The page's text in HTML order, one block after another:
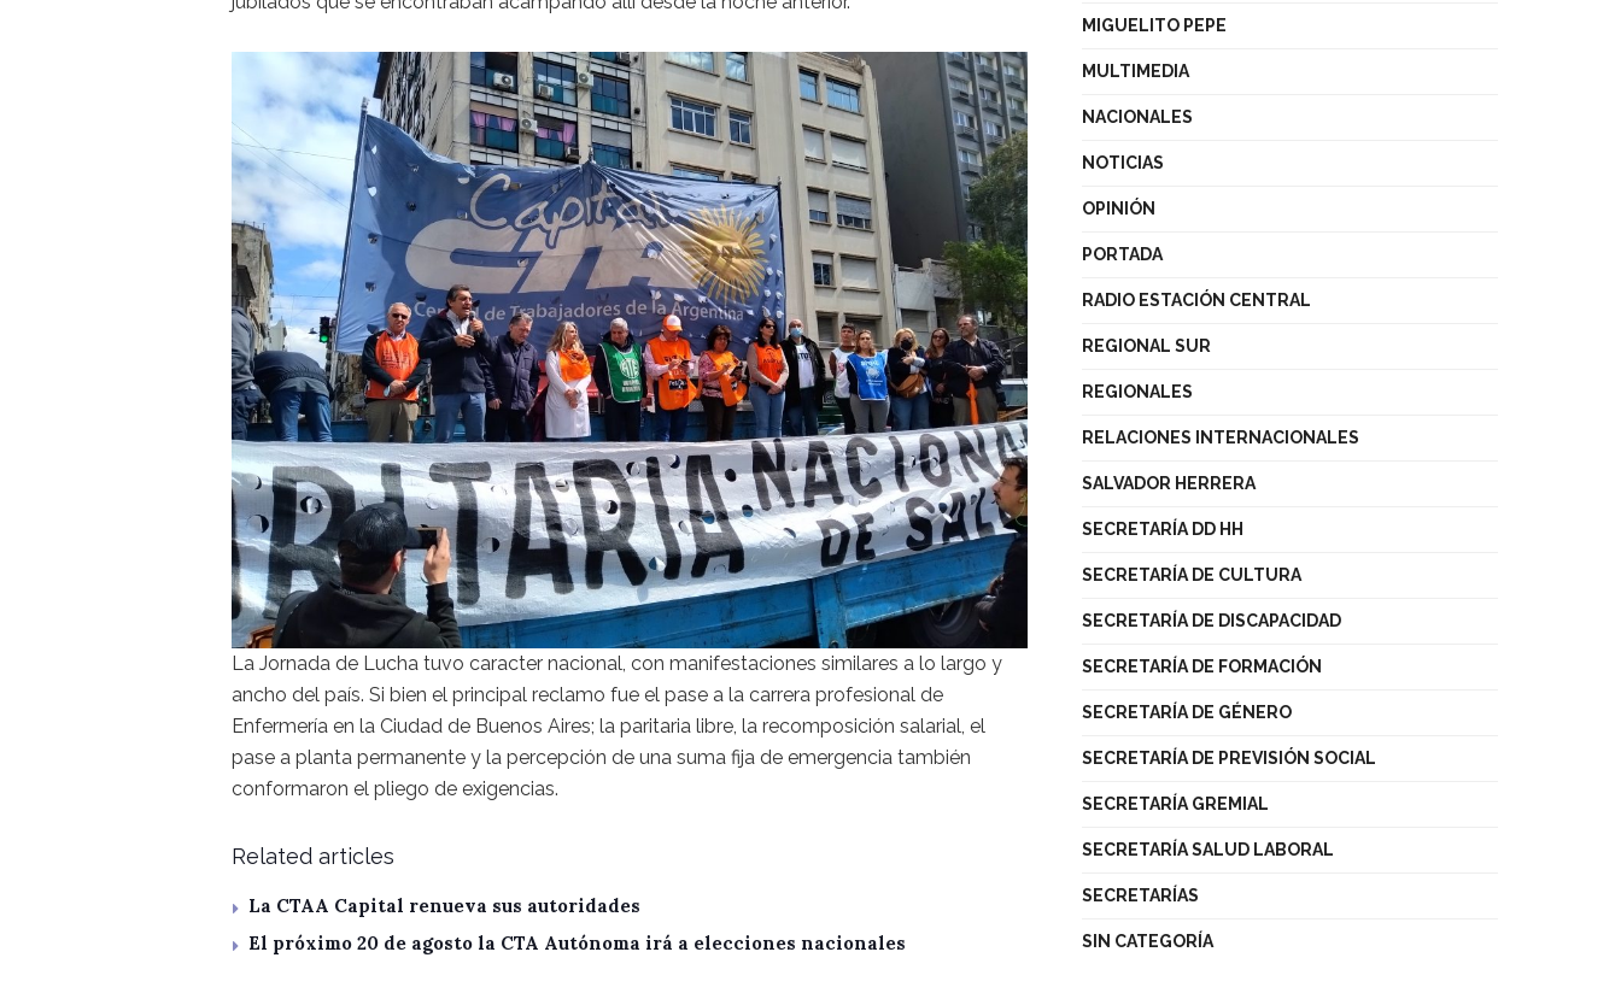
La Jornada de Lucha tuvo caracter nacional, con manifestaciones similares a lo largo y
ancho del país. Si bien el principal reclamo fue el pase a la carrera profesional de
Enfermería en la Ciudad de Buenos Aires; la paritaria libre, la recomposición salarial, el
pase a planta permanente y la percepción de una suma fija de emergencia también
conformaron el pliego de exigencias.
Related articles
La CTAA Capital renueva sus autoridades
El próximo 20 de agosto la CTA Autónoma irá a elecciones nacionales
MIGUELITO PEPE
MULTIMEDIA
NACIONALES
NOTICIAS
OPINIÓN
PORTADA
RADIO ESTACIÓN CENTRAL
REGIONAL SUR
REGIONALES
RELACIONES INTERNACIONALES
SALVADOR HERRERA
SECRETARÍA DD HH
SECRETARÍA DE CULTURA
SECRETARÍA DE DISCAPACIDAD
SECRETARÍA DE FORMACIÓN
SECRETARÍA DE GÉNERO
SECRETARÍA DE PREVISIÓN SOCIAL
SECRETARÍA GREMIAL
SECRETARÍA SALUD LABORAL
SECRETARÍAS
SIN CATEGORÍA